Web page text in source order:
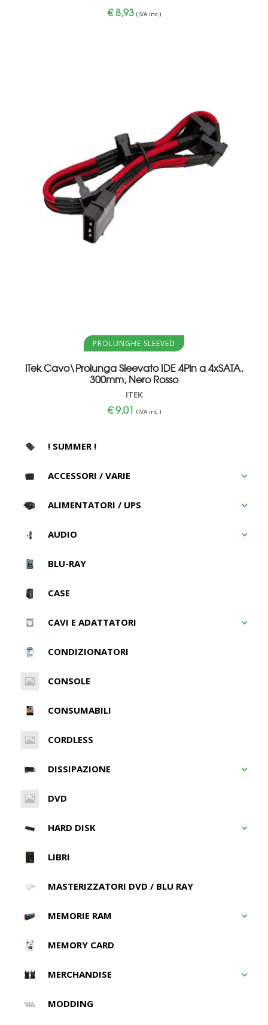
€8,93 (IVA inc.)
Aggiungi al carrello
PROLUNGHE SLEEVED
iTek Cavo\Prolunga Sleevato IDE 4Pin a 4xSATA,
300mm, Nero Rosso
ITEK
€9,01 (IVA inc.)
! SUMMER !
ACCESSORI / VARIE
ALIMENTATORI / UPS
AUDIO
BLU-RAY
CASE
CAVI E ADATTATORI
CONDIZIONATORI
CONSOLE
CONSUMABILI
CORDLESS
DISSIPAZIONE
DVD
HARD DISK
LIBRI
MASTERIZZATORI DVD / BLU RAY
MEMORIE RAM
MEMORY CARD
MERCHANDISE
MODDING